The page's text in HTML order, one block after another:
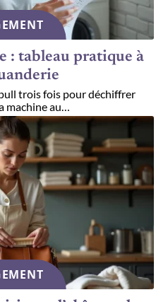
: tableau pratique à
trois fois pour déchiffrer
machine au…